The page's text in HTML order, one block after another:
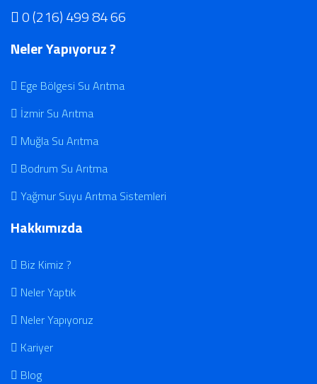
0 (216) 499 84 66
Neler Yapıyoruz ?
Ege Bölgesi Su Arıtma
İzmir Su Arıtma
Muğla Su Arıtma
Bodrum Su Arıtma
Yağmur Suyu Arıtma Sistemleri
Hakkımızda
Biz Kimiz ?
Neler Yaptık
Neler Yapıyoruz
Kariyer
Blog